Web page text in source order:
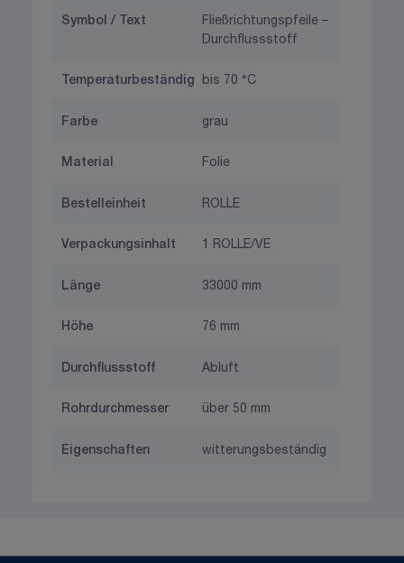
Symbol / Text
Fließrichtungspfeile –
Durchflussstoff
Temperaturbeständig bis 70 °C
Farbe grau
Material Folie
Bestelleinheit ROLLE
Verpackungsinhalt 1 ROLLE/VE
Länge 33000 mm
Höhe 76 mm
Durchflussstoff Abluft
Rohrdurchmesser über 50 mm
Eigenschaften witterungsbeständig